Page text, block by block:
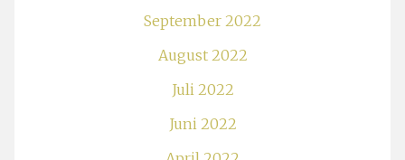
September 2022
August 2022
Juli 2022
Juni 2022